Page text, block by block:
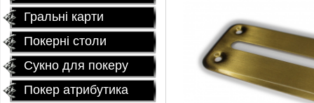
Гральні карти
Покернi столи
Сукно для покеру
Покер атрибутика